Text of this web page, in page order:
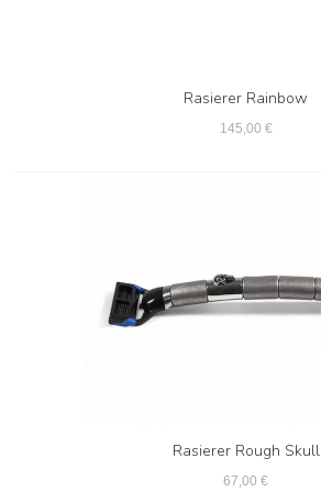
Rasierer Rainbow
145,00 €
Rasierer Rough Skull
67,00 €